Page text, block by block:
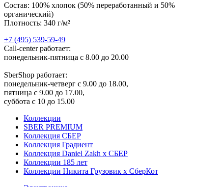
Состав: 100% хлопок (50% переработанный и 50%
органический)
Плотность: 340 г/м²
+7 (495) 539-59-49
Call-center работает:
понедельник-пятница с 8.00 до 20.00
SberShop работает:
понедельник-четверг с 9.00 до 18.00,
пятница с 9.00 до 17.00,
суббота с 10 до 15.00
Коллекции
SBER PREMIUM
Коллекция СБЕР
Коллекция Градиент
Коллекция Daniel Zakh x СБЕР
Коллекции 185 лет
Коллекции Никита Грузовик х СберКот